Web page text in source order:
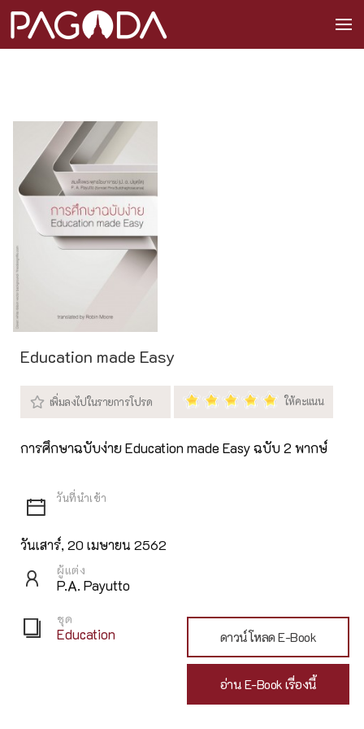
Education made Easy
การศึกษาฉบับง่าย Education made Easy ฉบับ 2 พากษ์
วันเสาร์, 20 เมษายน 2562
ผู้แต่ง
P.A. Payutto
ชุด
Education ดาวน์โหลด E-Book
อ่าน E-Book เรื่องนี้